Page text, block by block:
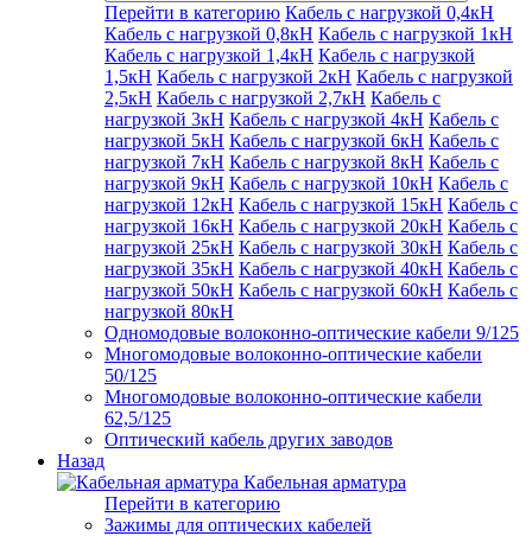
Перейти в категорию Кабель с нагрузкой 0,4кН
Кабель с нагрузкой 0,8кН Кабель с нагрузкой 1кН
Кабель с нагрузкой 1,4кН Кабель с нагрузкой
1,5кН Кабель с нагрузкой 2кН Кабель с нагрузкой
2,5кН Кабель с нагрузкой 2,7кН Кабель с
нагрузкой 3кН Кабель с нагрузкой 4кН Кабель с
нагрузкой 5кН Кабель с нагрузкой 6кН Кабель с
нагрузкой 7кН Кабель с нагрузкой 8кН Кабель с
нагрузкой 9кН Кабель с нагрузкой 10кН Кабель с
нагрузкой 12кН Кабель с нагрузкой 15кН Кабель с
нагрузкой 16кН Кабель с нагрузкой 20кН Кабель с
нагрузкой 25кН Кабель с нагрузкой 30кН Кабель с
нагрузкой 35кН Кабель с нагрузкой 40кН Кабель с
нагрузкой 50кН Кабель с нагрузкой 60кН Кабель с
нагрузкой 80кН
Одномодовые волоконно-оптические кабели 9/125
Многомодовые волоконно-оптические кабели
50/125
Многомодовые волоконно-оптические кабели
62,5/125
Оптический кабель других заводов
Назад
Кабельная арматура
Перейти в категорию
Зажимы для оптических кабелей